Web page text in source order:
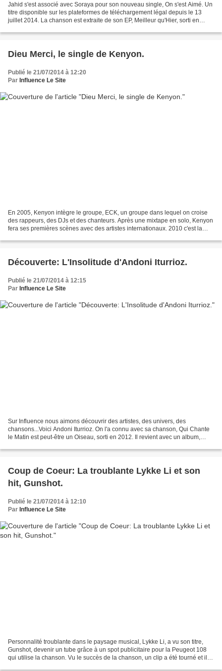
Jahid s'est associé avec Soraya pour son nouveau single, On s'est Aimé. Un
titre disponible sur les plateformes de téléchargement légal depuis le 13
juillet 2014. La chanson est extraite de son EP, Meilleur qu'Hier, sorti en
Dieu Merci, le single de Kenyon.
Publié le 21/07/2014 à 12:20
Par Influence Le Site
En 2005, Kenyon intègre le groupe, ECK, un groupe dans lequel on croise
des rappeurs, des DJs et des chanteurs. Après une mixtape en solo, Kenyon
fera ses premières scènes avec des artistes internationaux. 2010 c'est la
Découverte: L'Insolitude d'Andoni Iturrioz.
Publié le 21/07/2014 à 12:15
Par Influence Le Site
Sur Influence nous aimons découvrir des artistes, des univers, des
chansons...Voici Andoni Iturrioz. On l'a connu avec sa chanson, Qui Chante
le Matin est peut-être un Oiseau, sorti en 2012. Il revient avec un album,
Coup de Coeur: La troublante Lykke Li et son
hit, Gunshot.
Publié le 21/07/2014 à 12:10
Par Influence Le Site
Personnalité troublante dans le paysage musical, Lykke Li, a vu son titre,
Gunshot, devenir un tube grâce à un spot publicitaire pour la Peugeot 108
qui utilise la chanson. Vu le succès de la chanson, un clip a été tourné et il